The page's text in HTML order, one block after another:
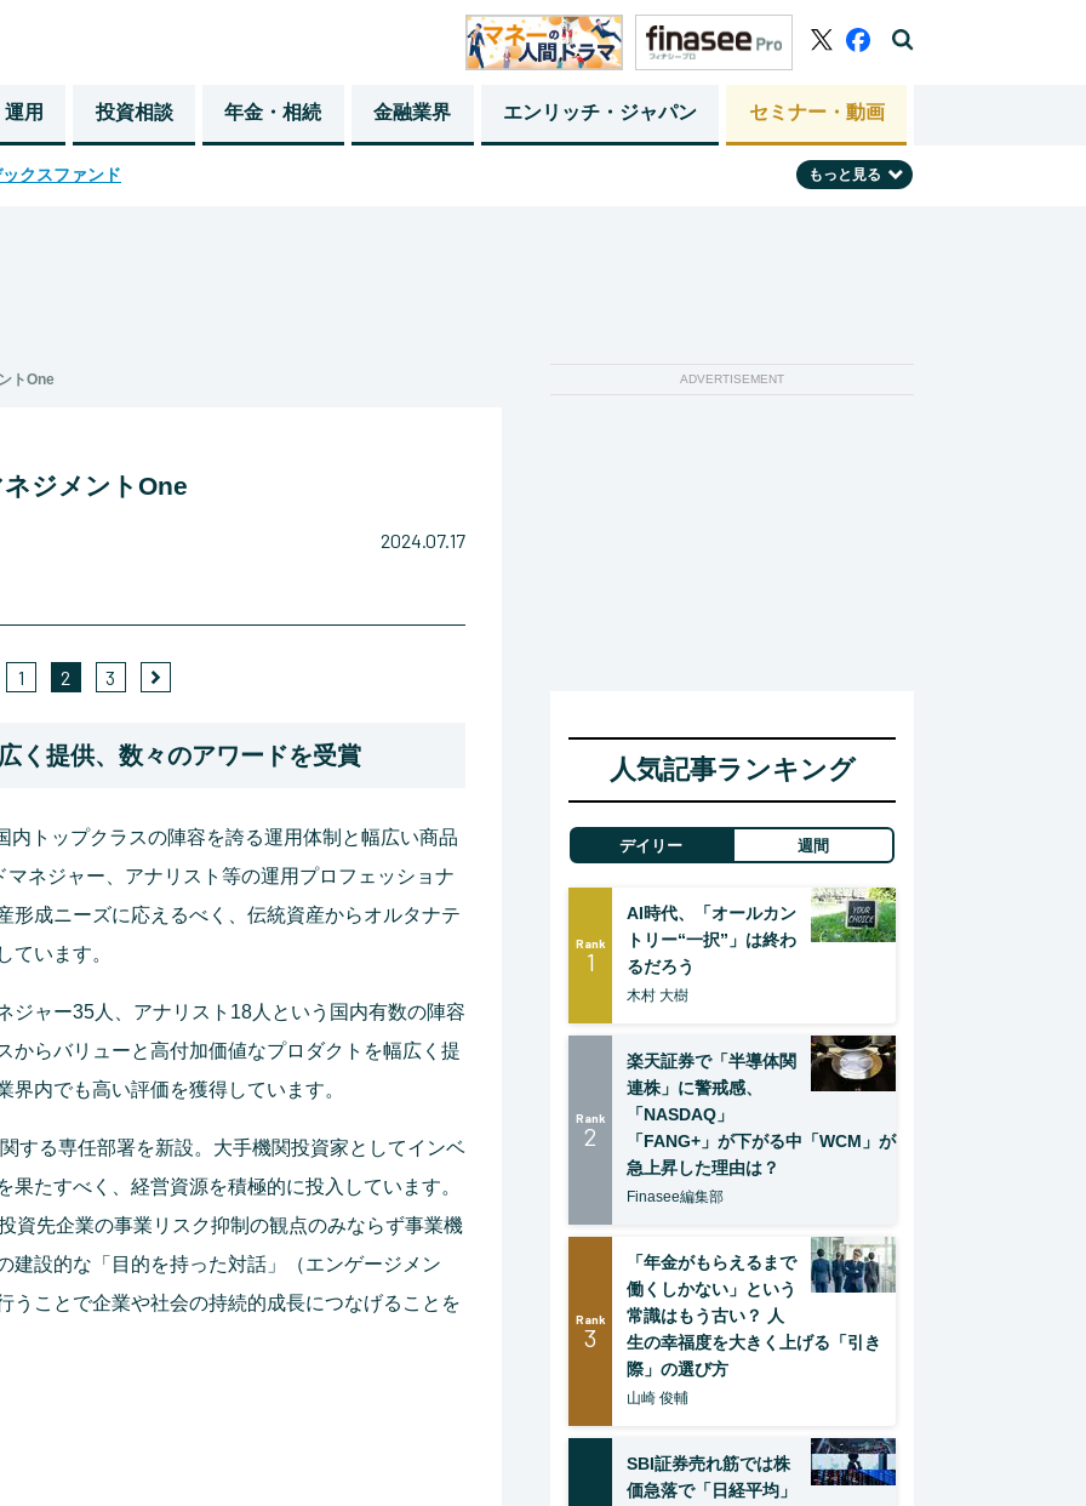
用 投資相談 年金・相続 金融業界 エンリッチ・ジャパン セミナー・動画
クスファンド もっと見る
トOne
ジメントOne
2024.07.17
1 2 3
く提供、数々のアワードを受賞
内トップクラスの陣容を誇る運用体制と幅広い商品
ネジャー、アナリスト等の運用プロフェッショナ
形成ニーズに応えるべく、伝統資産からオルタナテ
ています。
ジャー35人、アナリスト18人という国内有数の陣容
からバリューと高付加価値なプロダクトを幅広く提
内でも高い評価を獲得しています。
する専任部署を新設。大手機関投資家としてインベ
たすべく、経営資源を積極的に投入しています。
資先企業の事業リスク抑制の観点のみならず事業機
建設的な「目的を持った対話」（エンゲージメン
うことで企業や社会の持続的成長につなげることを
ADVERTISEMENT
人気記事ランキング
デイリー 週間
Rank
1
AI時代、「オールカン
トリー“一択”」は終わ
るだろう
木村 大樹
Rank
2
楽天証券で「半導体関
連株」に警戒感、
「NASDAQ」
「FANG+」が下がる中「WCM」が
急上昇した理由は？
Finasee編集部
Rank
3
「年金がもらえるまで
働くしかない」という
常識はもう古い？ 人
生の幸福度を大きく上げる「引き
際」の選び方
山崎 俊輔
SBI証券売れ筋では株
価急落で「日経平均」